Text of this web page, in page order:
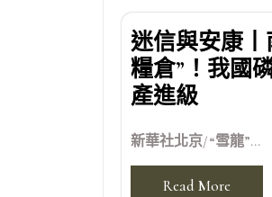
迷信與安康丨
糧倉”！我國
產進級
新華社北京/“雪龍”...
Read More